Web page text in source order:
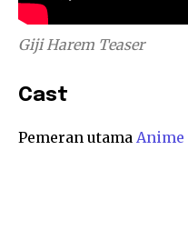
Giji Harem Teaser
Cast
Pemeran utama Anime